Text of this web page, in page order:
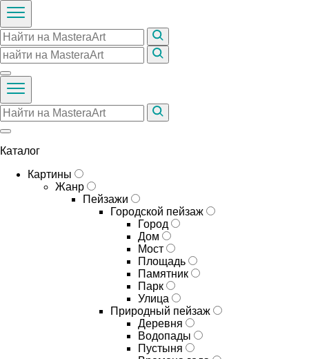
Каталог
Картины
Жанр
Пейзажи
Городской пейзаж
Город
Дом
Мост
Площадь
Памятник
Парк
Улица
Природный пейзаж
Деревня
Водопады
Пустыня